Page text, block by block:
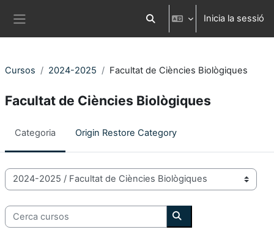
Commuta l'entrada de la cerca
Inicia la sessió
Cursos 2024-2025 Facultat de Ciències Biològiques
Facultat de Ciències Biològiques
Categoria Origin Restore Category
Categories de Cursos
Cerca cursos
Cerca cursos